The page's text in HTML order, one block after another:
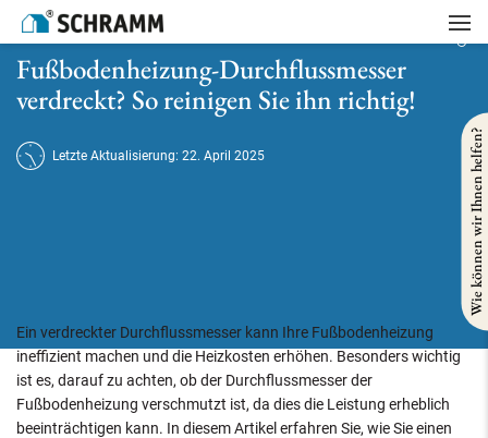
Startseite
Fußbodenheizung-Durchflussmesser verdreckt? So reinigen Sie ihn richtig!
Fußbodenheizung-Durchflussmesser
verdreckt? So reinigen Sie ihn richtig!
Letzte Aktualisierung: 22. April 2025
Ein verdreckter Durchflussmesser kann Ihre Fußbodenheizung
ineffizient machen und die Heizkosten erhöhen. Besonders wichtig
ist es, darauf zu achten, ob der Durchflussmesser der
Fußbodenheizung verschmutzt ist, da dies die Leistung erheblich
beeinträchtigen kann. In diesem Artikel erfahren Sie, wie Sie einen
Wie können wir Ihnen helfen?